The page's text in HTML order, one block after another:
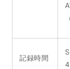
記録時間